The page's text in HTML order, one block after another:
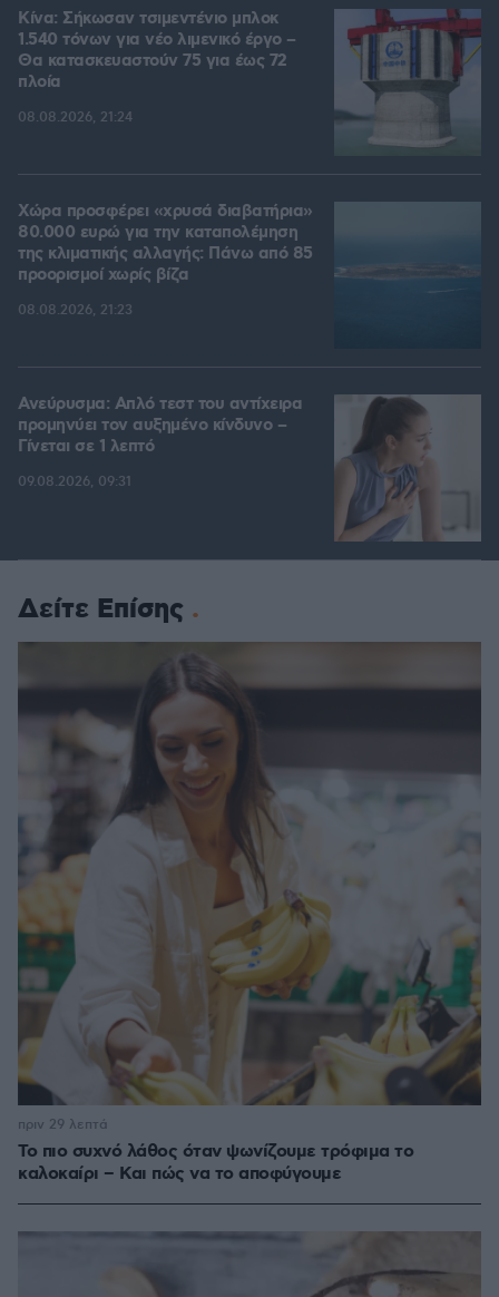
Κίνα: Σήκωσαν τσιμεντένιο μπλοκ
1.540 τόνων για νέο λιμενικό έργο –
Θα κατασκευαστούν 75 για έως 72
πλοία
08.08.2026, 21:24
Χώρα προσφέρει «χρυσά διαβατήρια»
80.000 ευρώ για την καταπολέμηση
της κλιματικής αλλαγής: Πάνω από 85
προορισμοί χωρίς βίζα
08.08.2026, 21:23
Ανεύρυσμα: Απλό τεστ του αντίχειρα
προμηνύει τον αυξημένο κίνδυνο –
Γίνεται σε 1 λεπτό
09.08.2026, 09:31
Δείτε Επίσης
Το πιο συχνό λάθος όταν ψωνίζουμε τρόφιμα το
καλοκαίρι – Και πώς να το αποφύγουμε
πριν 29 λεπτά